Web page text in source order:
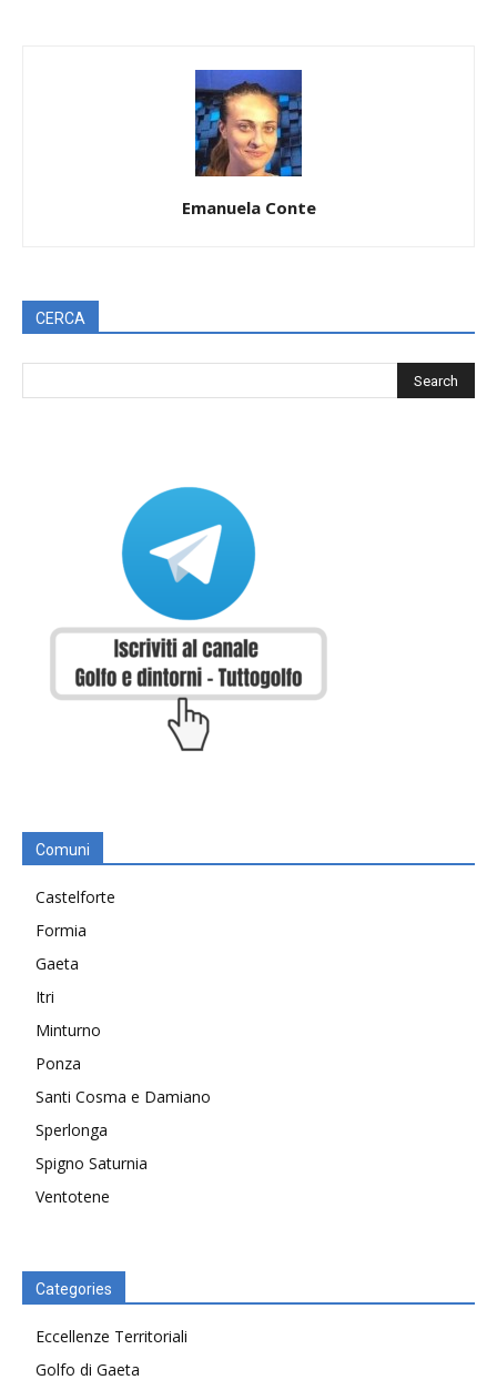
Emanuela Conte
CERCA
Comuni
Castelforte
Formia
Gaeta
Itri
Minturno
Ponza
Santi Cosma e Damiano
Sperlonga
Spigno Saturnia
Ventotene
Categories
Eccellenze Territoriali
Golfo di Gaeta